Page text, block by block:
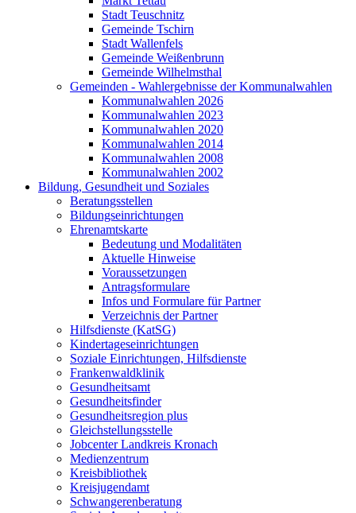
Stadt Teuschnitz
Gemeinde Tschirn
Stadt Wallenfels
Gemeinde Weißenbrunn
Gemeinde Wilhelmsthal
Gemeinden - Wahlergebnisse der Kommunalwahlen
Kommunalwahlen 2026
Kommunalwahlen 2023
Kommunalwahlen 2020
Kommunalwahlen 2014
Kommunalwahlen 2008
Kommunalwahlen 2002
Bildung, Gesundheit und Soziales
Beratungsstellen
Bildungseinrichtungen
Ehrenamtskarte
Bedeutung und Modalitäten
Aktuelle Hinweise
Voraussetzungen
Antragsformulare
Infos und Formulare für Partner
Verzeichnis der Partner
Hilfsdienste (KatSG)
Kindertageseinrichtungen
Soziale Einrichtungen, Hilfsdienste
Frankenwaldklinik
Gesundheitsamt
Gesundheitsfinder
Gesundheitsregion plus
Gleichstellungsstelle
Jobcenter Landkreis Kronach
Medienzentrum
Kreisbibliothek
Kreisjugendamt
Schwangerenberatung